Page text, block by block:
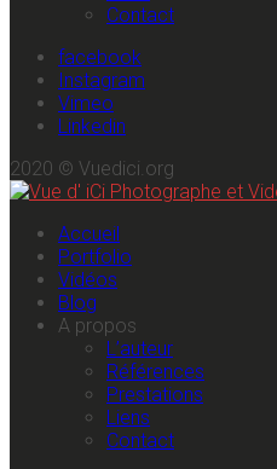
Contact
facebook
Instagram
Vimeo
Linkedin
2020 © Vuedici.org
Accueil
Portfolio
Vidéos
Blog
A propos
L’auteur
Références
Prestations
Liens
Contact